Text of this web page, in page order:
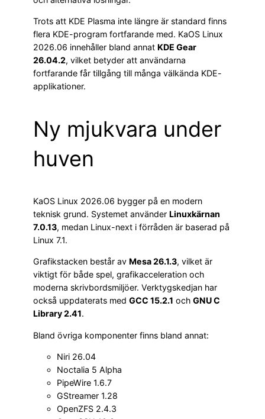
Trots att KDE Plasma inte längre är standard finns
flera KDE-program fortfarande med. KaOS Linux
2026.06 innehåller bland annat KDE Gear
26.04.2, vilket betyder att användarna
fortfarande får tillgång till många välkända KDE-
applikationer.
Ny mjukvara under
huven
KaOS Linux 2026.06 bygger på en modern
teknisk grund. Systemet använder Linuxkärnan
7.0.13, medan Linux-next i förråden är baserad på
Linux 7.1.
Grafikstacken består av Mesa 26.1.3, vilket är
viktigt för både spel, grafikacceleration och
moderna skrivbordsmiljöer. Verktygskedjan har
också uppdaterats med GCC 15.2.1 och GNU C
Library 2.41.
Bland övriga komponenter finns bland annat:
Niri 26.04
Noctalia 5 Alpha
PipeWire 1.6.7
GStreamer 1.28
OpenZFS 2.4.3